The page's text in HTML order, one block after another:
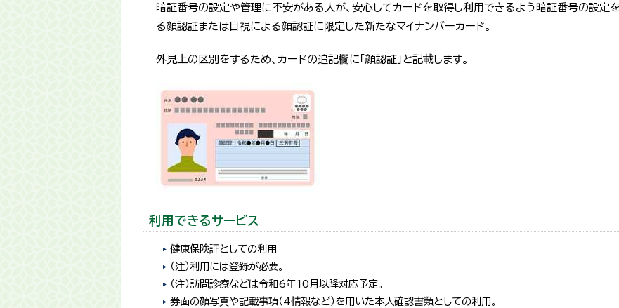
暗証番号の設定や管理に不安がある人が、安心してカードを取得し利用できるよう暗証番号の設定
る顔認証または目視による顔認証に限定した新たなマイナンバーカード。
外見上の区別をするため、カードの追記欄に「顔認証」と記載します。
利用できるサービス
健康保険証としての利用
（注）利用には登録が必要。
（注）訪問診療などは令和6年10月以降対応予定。
券面の顔写真や記載事項（4情報など）を用いた本人確認書類としての利用。